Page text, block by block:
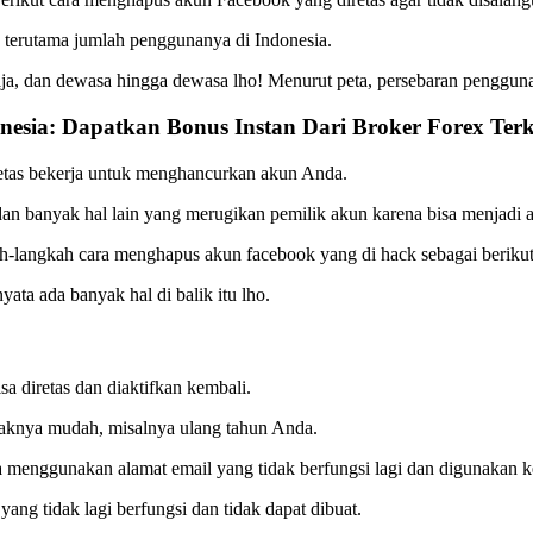
jumlah penggunanya di Indonesia.
dan dewasa hingga dewasa lho! Menurut peta, persebaran
Dapatkan Bonus Instan Dari Broker Forex
bekerja untuk menghancurkan akun Anda.
banyak hal lain yang merugikan pemilik akun karena bisa menjadi
cara menghapus akun facebook yang di hack sebagai
ada banyak hal di balik itu lho.
diretas dan diaktifkan kembali.
mudah, misalnya ulang tahun Anda.
alamat email yang tidak berfungsi lagi dan digunakan
tidak lagi berfungsi dan tidak dapat dibuat.